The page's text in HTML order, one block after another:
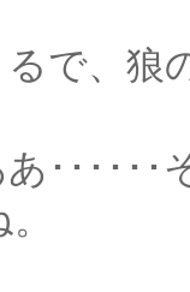
持ち
か。